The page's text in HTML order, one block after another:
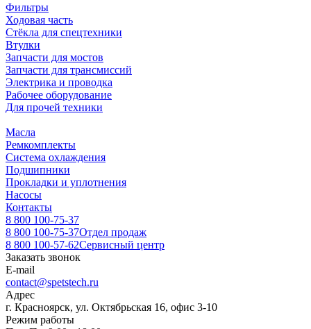
Фильтры
Ходовая часть
Стёкла для спецтехники
Втулки
Запчасти для мостов
Запчасти для трансмиссий
Электрика и проводка
Рабочее оборудование
Для прочей техники
Масла
Ремкомплекты
Система охлаждения
Подшипники
Прокладки и уплотнения
Насосы
Контакты
8 800 100-75-37
8 800 100-75-37Отдел продаж
8 800 100-57-62Сервисный центр
Заказать звонок
E-mail
contact@spetstech.ru
Адрес
г. Красноярск, ул. Октябрьская 16, офис 3-10
Режим работы